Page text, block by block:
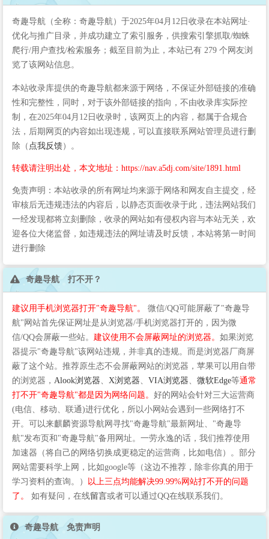
奇趣导航（全称：奇趣导航）于2025年04月12日收录在本站网址·
优化与推广目录，并成功建立了索引服务，供搜索引擎抓取/蜘蛛
爬行/用户查找/检索服务；截至目前为止，本站已有 279 个网友浏
览了该网站信息。
本站收录库提供的奇趣导航都来源于网络，不保证外部链接的准确
性和完整性，同时，对于该外部链接的指向，不由收录库实际控
制，在2025年04月12日收录时，该网页上的内容，都属于合规合
法，后期网页的内容如出现违规，可以直接联系网站管理员进行删
除（ 点我反馈）。
转载请注明出处，本文地址：https://nav.a5dj.com/site/1891.html
免责声明：本站收录的所有网址均来源于网络和网友自主提交，经
审核后无违规违法的内容后，以静态页面收录于此，违法网站我们
一经发现都将立刻删除，收录的网站如有侵权内容与本站无关，欢
迎各位大佬监督，如违规违法的网址请及时反馈，本站将第一时间
进行删除
奇趣导航 打不开？
建议用手机浏览器打开"奇趣导航"。
微信/QQ可能屏蔽了"奇趣导
航"网站首先保证网址是从浏览器/手机浏览器打开的，因为微
信/QQ会屏蔽一些站。 建议使用不会屏蔽网址的浏览器。 如果浏览
器提示"奇趣导航"该网站违规，并非真的违规。而是浏览器厂商屏
蔽了这个站。推荐原生态不会屏蔽网站的浏览器，苹果可以用自带
的浏览器， Alook浏览器 X浏览器 VIA浏览器 微软Edge等通常
打不开"奇趣导航"都是因为网络问题。 好的网站会针对三大运营商
(电信、移动、联通)进行优化，所以小网站会遇到一些网络打不
开。可以来麒麟资源导航网寻找"奇趣导航"最新网址、"奇趣导
航"发布页和"奇趣导航"备用网址。一劳永逸的话，我们推荐使用
加速器（将自己的网络切换成更稳定的运营商，比如电信）。部分
网站需要科学上网，比如google等（这边不推荐，除非你真的用于
学习资料的查询。）
以上三点均能解决99.99%网站打不开的问题
了。
如有疑问，在线留言或者可以通过QQ在线联系我们。
奇趣导航 免责声明